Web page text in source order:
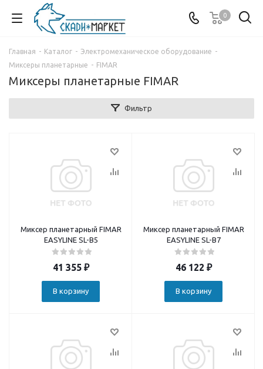
0
Главная - Каталог - Электромеханическое оборудование -
Миксеры планетарные - FIMAR
Миксеры планетарные FIMAR
Фильтр
Миксер планетарный FIMAR
EASYLINE SL-B5
41 355₽
В корзину
Миксер планетарный FIMAR
EASYLINE SL-B7
46 122 ₽
В корзину